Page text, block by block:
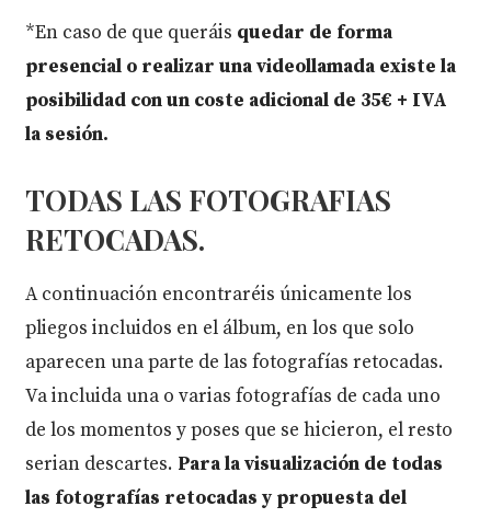
*En caso de que queráis quedar de forma
presencial o realizar una videollamada existe la
posibilidad con un coste adicional de 35€ + IVA
la sesión.
TODAS LAS FOTOGRAFIAS
RETOCADAS.
A continuación encontraréis únicamente los
pliegos incluidos en el álbum, en los que solo
aparecen una parte de las fotografías retocadas.
Va incluida una o varias fotografías de cada uno
de los momentos y poses que se hicieron, el resto
serian descartes. Para la visualización de todas
las fotografías retocadas y propuesta del